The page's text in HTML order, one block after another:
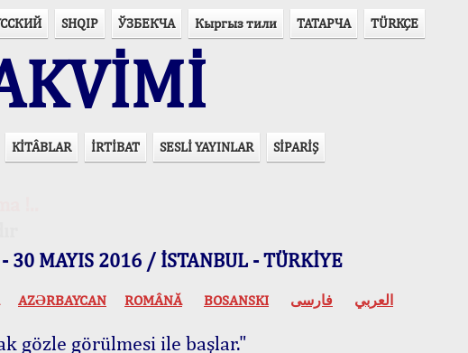
SHQIP ЎЗБЕКЧА Кыргыз тили ТАТАРЧА TÜRKÇE
KİTÂBLAR İRTİBAT SESLİ YAYINLAR SİPARİŞ
MAYIS 2016 / İSTANBUL - TÜRKİYE
AZӘRBAYCAN ROMÂNĂ BOSANSKI العربي فارسی
gözle görülmesi ile başlar."